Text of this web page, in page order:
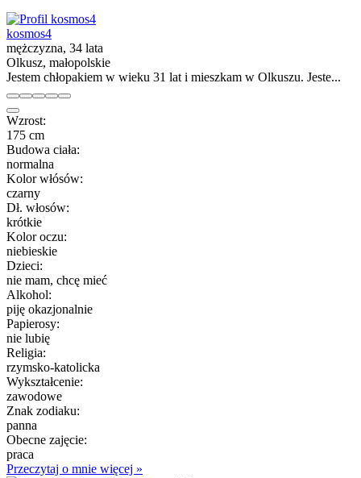
kosmos4
mężczyzna, 34 lata
Olkusz, małopolskie
Jestem chłopakiem w wieku 31 lat i mieszkam w Olkuszu. Jeste...
Wzrost:
175 cm
Budowa ciała:
normalna
Kolor włósów:
czarny
Dł. włosów:
krótkie
Kolor oczu:
niebieskie
Dzieci:
nie mam, chcę mieć
Alkohol:
piję okazjonalnie
Papierosy:
nie lubię
Religia:
rzymsko-katolicka
Wykształcenie:
zawodowe
Znak zodiaku:
panna
Obecne zajęcie:
praca
Przeczytaj o mnie więcej »